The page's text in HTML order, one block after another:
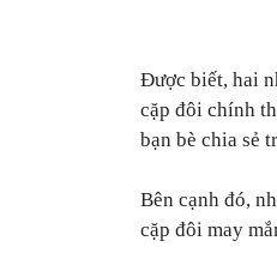
Được biết, hai
cặp đôi chính
bạn bè chia sẻ
Bên cạnh đó,
cặp đôi may